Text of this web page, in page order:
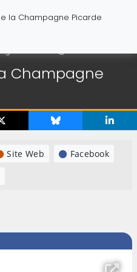
la Champagne Picarde
Champagne
Site Web
Facebook